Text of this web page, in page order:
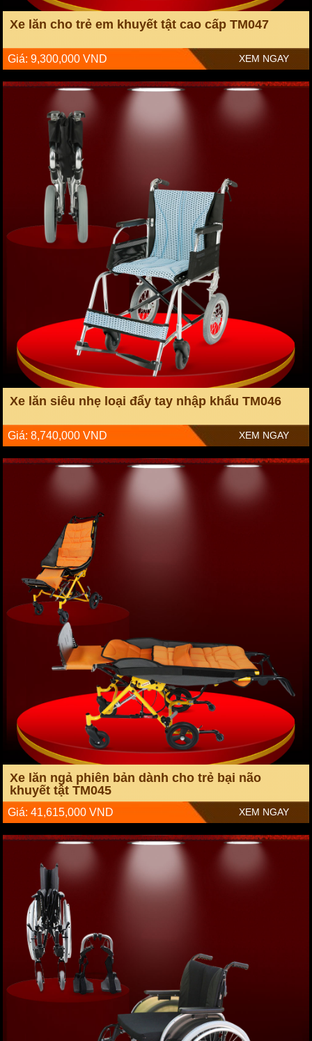
Xe lăn cho trẻ em khuyết tật cao cấp TM047
Giá: 9,300,000 VND XEM NGAY
Xe lăn siêu nhẹ loại đẩy tay nhập khẩu TM046
Giá: 8,740,000 VND XEM NGAY
Xe lăn ngả phiên bản dành cho trẻ bại não
khuyết tật TM045
Giá: 41,615,000 VND XEM NGAY